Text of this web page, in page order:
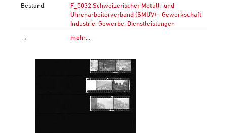
Bestand
F_5032 Schweizerischer Metall- und
Uhrenarbeiterverband (SMUV) - Gewerkschaft
Industrie, Gewerbe, Dienstleistungen
→
mehr…